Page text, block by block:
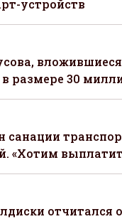
устройств
размере 30
санации
«Хотим
отчитался